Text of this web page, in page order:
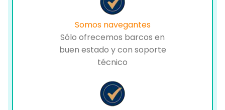
Somos navegantes
Sólo ofrecemos barcos en
buen estado y con soporte
técnico